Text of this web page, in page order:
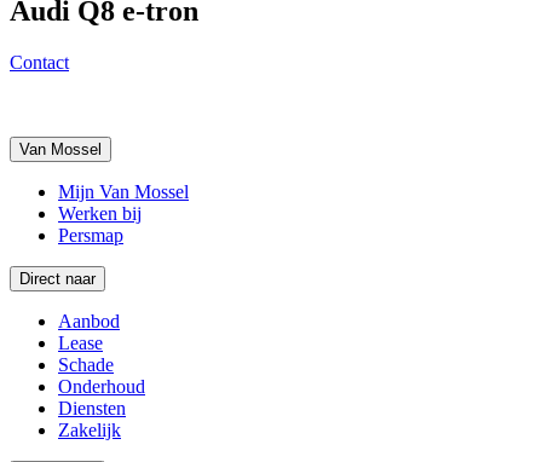
Audi Q8 e-tron
Contact
Van Mossel
Mijn Van Mossel
Werken bij
Persmap
Direct naar
Aanbod
Lease
Schade
Onderhoud
Diensten
Zakelijk